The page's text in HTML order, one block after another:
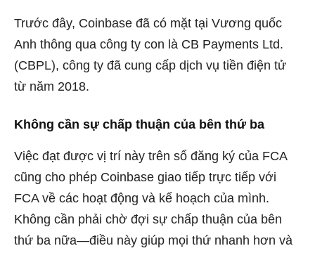
Trước đây, Coinbase đã có mặt tại Vương quốc
Anh thông qua công ty con là CB Payments Ltd.
(CBPL), công ty đã cung cấp dịch vụ tiền điện tử
từ năm 2018.
Không cần sự chấp thuận của bên thứ ba
Việc đạt được vị trí này trên sổ đăng ký của FCA
cũng cho phép Coinbase giao tiếp trực tiếp với
FCA về các hoạt động và kế hoạch của mình.
Không cần phải chờ đợi sự chấp thuận của bên
thứ ba nữa—điều này giúp mọi thứ nhanh hơn và